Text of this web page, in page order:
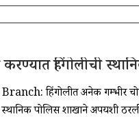
हिंगोलीची
हिंगोलीत अनेक गम्भीर
स्थानिक पोलिस शाखाने अपयशी